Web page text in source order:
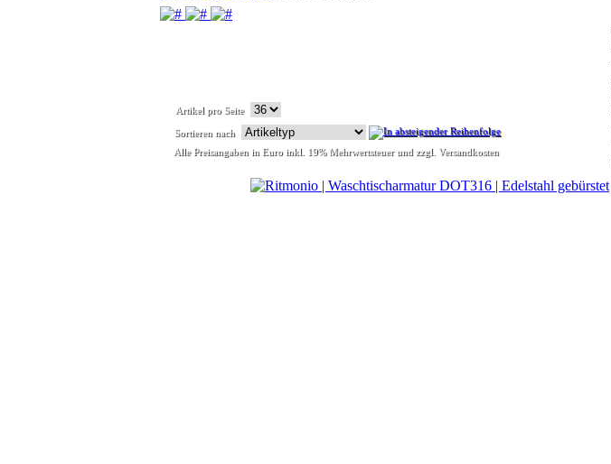
Sortieren nach
Alle Preisangaben in Euro inkl. 19% Mehrwertsteuer und zzgl. Versandkosten
Artikel pro Seite